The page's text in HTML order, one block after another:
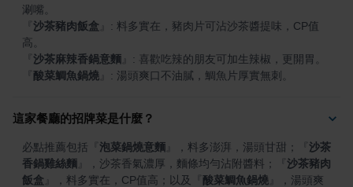
沙茶豬肉飯盒
: 料多實在，豬肉片可沾沙茶醬提味，CP值
沙茶麻辣香鍋意麵
酸菜鯛魚鍋燒 : 湯頭爽口不油膩，鯛魚片厚實無刺。
這家餐廳的招牌菜是什麼？
必點推薦包括 泡菜鍋燒意麵 ，料多澎湃，湯頭甘甜；
沙茶
香鍋雞絲麵
，沙茶香氣濃厚，麵條均勻沾附醬料；
沙茶豬肉
飯盒
，料多實在，CP值高；以及 酸菜鯛魚鍋燒
，湯頭爽